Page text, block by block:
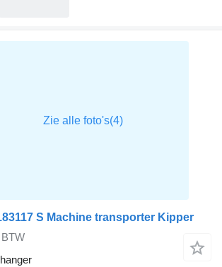
S Machine transporter Kipper